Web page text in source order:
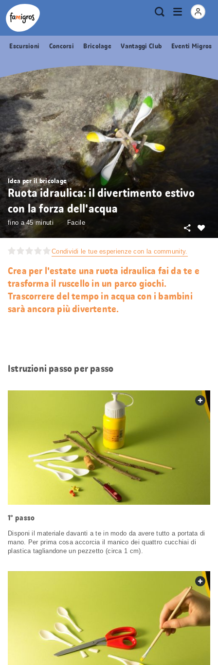
Navigazione
segnalibri
Header
Logo Metanavigazione
Ricerca
Apri
menu
Escursioni Concorsi Bricolage Vantaggi Club Eventi Migros
Condividi le tue esperienze con la community.
Idea per il bricolage
Ruota idraulica: il divertimento estivo
con la forza dell'acqua
fino a 45 minuti
Facile
Condividi
Crea per l'estate una ruota idraulica fai da te e
trasforma il ruscello in un parco giochi.
Trascorrere del tempo in acqua con i bambini
sarà ancora più divertente.
Istruzioni passo per passo
1° passo
Disponi il materiale davanti a te in modo da avere tutto a portata di
mano. Per prima cosa accorcia il manico dei quattro cucchiai di
plastica tagliandone un pezzetto (circa 1 cm).